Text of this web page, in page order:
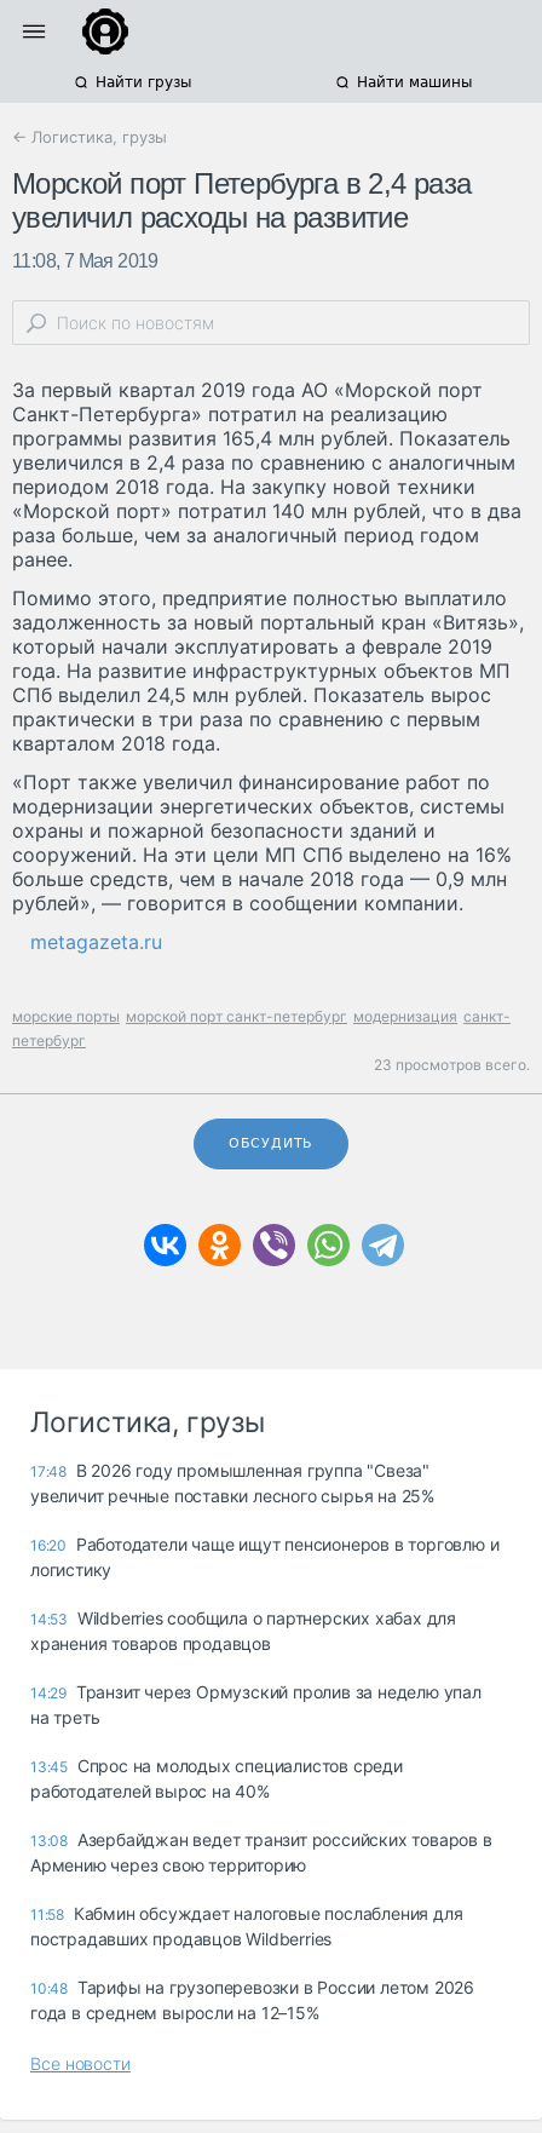
Найти грузы Найти машины
← Логистика, грузы
Морской порт Петербурга в 2,4 раза
увеличил расходы на развитие
11:08, 7 Мая 2019
За первый квартал 2019 года АО «Морской порт
Санкт-Петербурга» потратил на реализацию
программы развития 165,4 млн рублей. Показатель
увеличился в 2,4 раза по сравнению с аналогичным
периодом 2018 года. На закупку новой техники
«Морской порт» потратил 140 млн рублей, что в два
раза больше, чем за аналогичный период годом
ранее.
Помимо этого, предприятие полностью выплатило
задолженность за новый портальный кран «Витязь»,
который начали эксплуатировать а феврале 2019
года. На развитие инфраструктурных объектов МП
СПб выделил 24,5 млн рублей. Показатель вырос
практически в три раза по сравнению с первым
кварталом 2018 года.
«Порт также увеличил финансирование работ по
модернизации энергетических объектов, системы
охраны и пожарной безопасности зданий и
сооружений. На эти цели МП СПб выделено на 16%
больше средств, чем в начале 2018 года — 0,9 млн
рублей», — говорится в сообщении компании.
metagazeta.ru
морские порты морской порт санкт-петербург модернизация санкт-
петербург
23 просмотров всего.
ОБСУДИТЬ
Логистика, грузы
17:48 В 2026 году промышленная группа "Свеза"
увеличит речные поставки лесного сырья на 25%
16:20
Работодатели чаще ищут пенсионеров в торговлю и
логистику
14:53 Wildberries сообщила о партнерских хабах для
хранения товаров продавцов
14:29 Транзит через Ормузский пролив за неделю упал
на треть
13:45 Спрос на молодых специалистов среди
работодателей вырос на 40%
13:08 Азербайджан ведет транзит российских товаров в
Армению через свою территорию
11:58 Кабмин обсуждает налоговые послабления для
пострадавших продавцов Wildberries
10:48 Тарифы на грузоперевозки в России летом 2026
года в среднем выросли на 12–15%
Все новости